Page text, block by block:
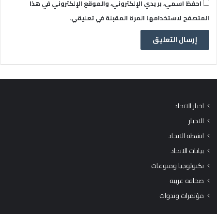
احفظ اسمي، بريدي الإلكتروني، والموقع الإلكتروني في هذا
المتصفح لاستخدامها المرة المقبلة في تعليقي.
اخبار الاتحاد
الاخبار
انشطة الاتحاد
بيانات الاتحاد
تكنولوجيا ومنوعات
صحافة عربية
مؤتمرات وندوات